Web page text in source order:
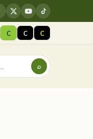
C C C
⌕